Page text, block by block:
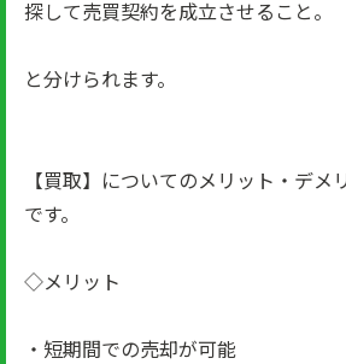
探して売買契約を成立させること。
と分けられます。
【買取】についてのメリット・デメ
です。
◇メリット
・短期間での売却が可能